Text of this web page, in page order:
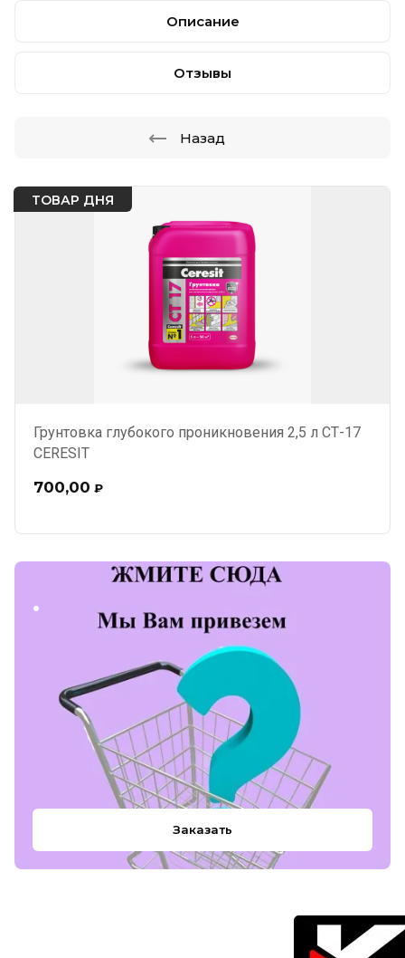
ТОВАР ДНЯ
Грунтовка глубокого проникновения 2,5 л СТ-17
CERESIT
700,00 ₽
.
Заказать
Описание
Отзывы
Назад